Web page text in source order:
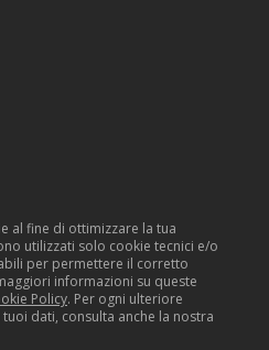
al fine di ottimizzare la tua
utilizzati solo cookie tecnici e/o
per permettere il corretto
informazioni su queste
Policy. Per ogni ulteriore
dati, consulta anche la nostra